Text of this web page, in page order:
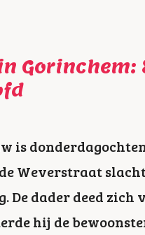
Gorinchem:
is
Weverstraat
De dader deed
hij de